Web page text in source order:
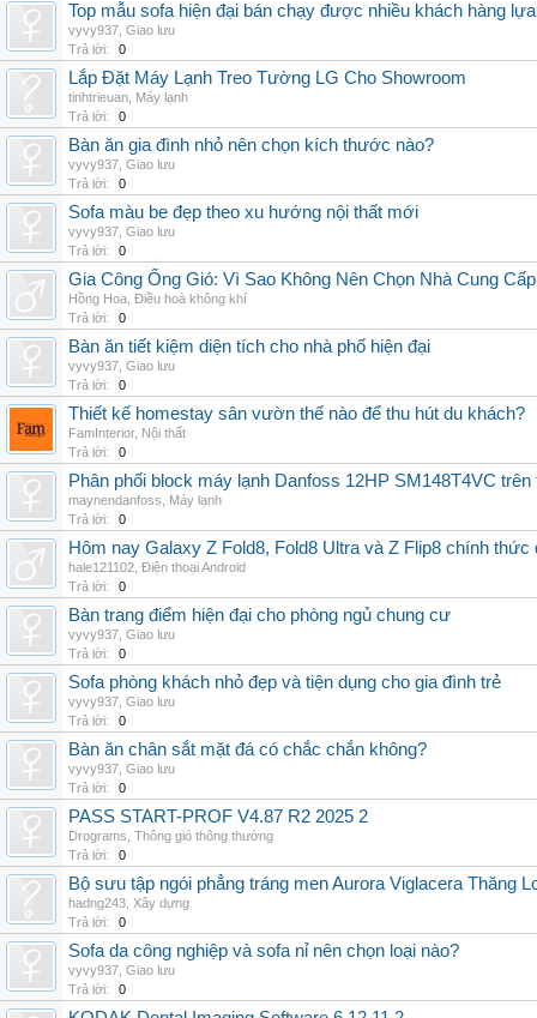
Top mẫu sofa hiện đại bán chạy được nhiều khách hàng
vyvy937 Giao lưu
Trả lời:
0
Lắp Đặt Máy Lạnh Treo Tường LG Cho Showroom
tinhtrieuan Máy lạnh
Trả lời:
0
Bàn ăn gia đình nhỏ nên chọn kích thước nào?
vyvy937 Giao lưu
Trả lời:
0
Sofa màu be đẹp theo xu hướng nội thất mới
vyvy937 Giao lưu
Trả lời:
0
Gia Công Ống Gió: Vì Sao Không Nên Chọn Nhà Cung
Hồng Hoa Điều hoà không khí
Trả lời:
0
Bàn ăn tiết kiệm diện tích cho nhà phố hiện đại
vyvy937 Giao lưu
Trả lời:
0
Thiết kế homestay sân vườn thế nào để thu hút du khách?
FamInterior, Nội thất
Trả lời:
0
Phân phối block máy lạnh Danfoss 12HP SM148T4VC
maynendanfoss
Máy lạnh
Trả lời:
0
Hôm nay Galaxy Z Fold8, Fold8 Ultra và Z Flip8 chính
hale121102 Điện thoại Android
Trả lời:
0
Bàn trang điểm hiện đại cho phòng ngủ chung cư
vyvy937 Giao lưu
Trả lời:
0
Sofa phòng khách nhỏ đẹp và tiện dụng cho gia đình trẻ
vyvy937 Giao lưu
Trả lời:
0
Bàn ăn chân sắt mặt đá có chắc chắn không?
vyvy937 Giao lưu
Trả lời:
0
PASS START-PROF V4.87 R2 2025 2
Drograms Thông gió thông thường
Trả lời:
0
Bộ sưu tập ngói phẳng tráng men Aurora Viglacera Thăng
hadng243 Xây dựng
Trả lời:
0
Sofa da công nghiệp và sofa nỉ nên chọn loại nào?
vyvy937 Giao lưu
Trả lời:
0